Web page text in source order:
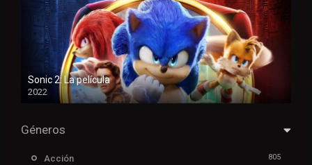
Sonic 2: La película
2022
Géneros
Acción 805